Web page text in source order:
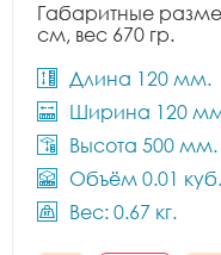
Габаритные
см, вес 670 гр.
Длина 120 мм.
Ширина 120
Высота 500 мм.
Объём 0.01
Вес: 0.67 кг.